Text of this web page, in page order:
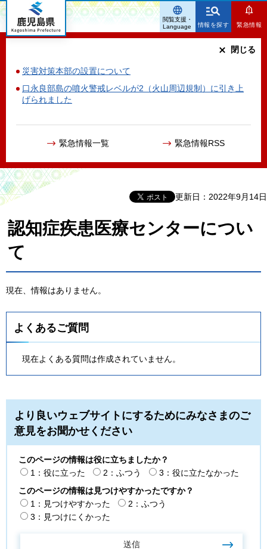
鹿児島県
情報を探す 緊急情報
災害対策本部の設置について
口永良部島の噴火警戒レベルが2（火山周辺規制）に引き上
げられました
緊急情報一覧 緊急情報RSS
閉じる
閲覧支援・
Language
更新日：2022年9月14日
認知症疾患医療センターについ
て
現在、情報はありません。
よくあるご質問
現在よくある質問は作成されていません。
より良いウェブサイトにするためにみなさまのご
意見をお聞かせください
このページの情報は役に立ちましたか？
1：役に立った
2：ふつう
3：役に立たなかった
このページの情報は見つけやすかったですか？
1：見つけやすかった
2：ふつう
3：見つけにくかった